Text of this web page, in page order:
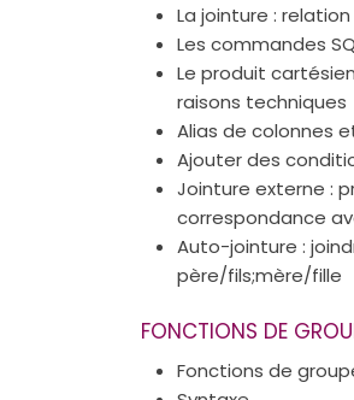
La jointure :
Les commandes
Le produit
raisons techniques
Alias de colonnes
Ajouter des
Jointure externe :
correspondance
Auto-jointure :
père/fils;mère/fille
FONCTIONS DE
Fonctions de